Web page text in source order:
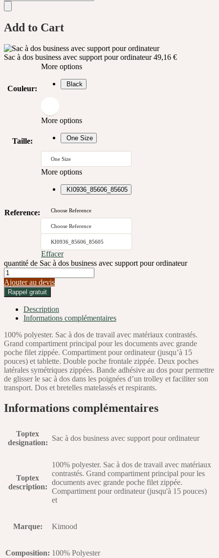
Add to Cart
Sac à dos business avec support pour ordinateur 49,16 €
Couleur:
More options
Black
Taille:
More options
One Size
One Size
Reference:
More options
KI0936_85606_85605
Choose Reference
Choose Reference
KI0936_85606_85605
Effacer
quantité de Sac à dos business avec support pour ordinateur
Ajouter au devis
Rappel gratuit
Description
Informations complémentaires
100% polyester. Sac à dos de travail avec matériaux contrastés.
Grand compartiment principal pour les documents avec grande
poche filet zippée. Compartiment pour ordinateur (jusqu’à 15
pouces) et tablette. Double poche frontale zippée. Deux poches
latérales symétriques zippées. Bande adhésive au dos pour permettre
de glisser le sac à dos dans les poignées d’un trolley et faciliter son
transport. Dos et bretelles matelassés et respirants.
Informations complémentaires
Toptex
designation:
Sac à dos business avec support pour ordinateur
Toptex
description:
100% polyester. Sac à dos de travail avec matériaux
contrastés. Grand compartiment principal pour les
documents avec grande poche filet zippée.
Compartiment pour ordinateur (jusqu'à 15 pouces)
et
Marque: Kimood
Composition: 100% Polyester